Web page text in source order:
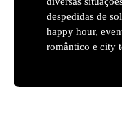
despedidas de
happy hour,
romântico e city